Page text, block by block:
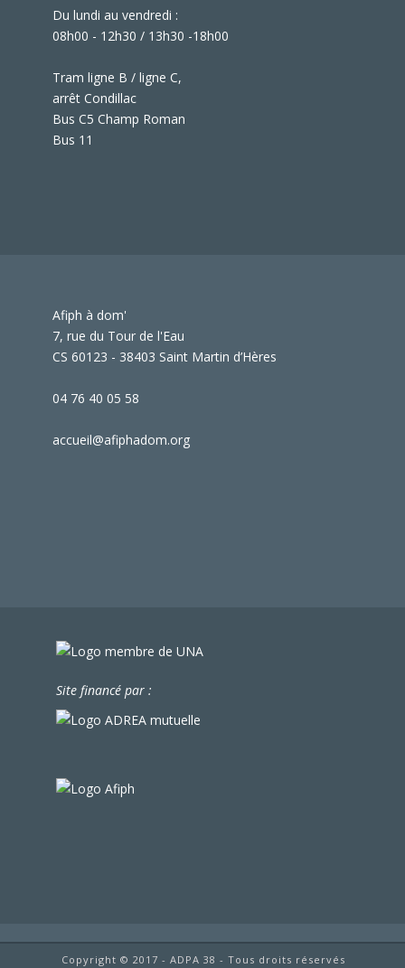
Du lundi au vendredi :
08h00 - 12h30 / 13h30 -18h00
Tram ligne B / ligne C,
arrêt Condillac
Bus C5 Champ Roman
Bus 11
Afiph à dom'
7, rue du Tour de l'Eau
CS 60123 - 38403 Saint Martin d’Hères
04 76 40 05 58
accueil@afiphadom.org
Site financé par :
Copyright © 2017 - ADPA 38 - Tous droits réservés